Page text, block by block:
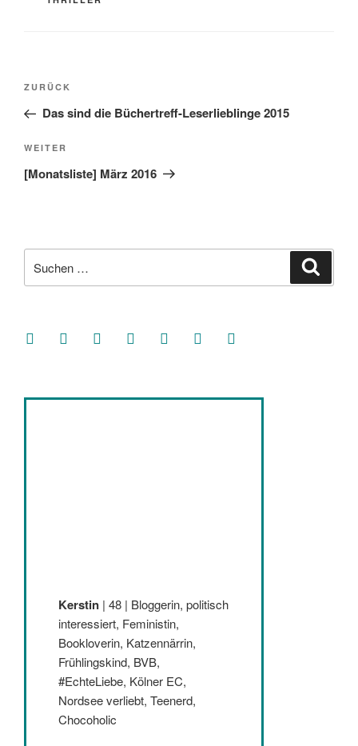
Beitragsnavigation
Vorheriger
Beitrag
ZURÜCK
Das sind die Büchertreff-Leserlieblinge 2015
Nächster
Beitrag
WEITER
[Monatsliste] März 2016
nach:
facebooksoundcloud
twitter mastodoninstagramthreads goodreads
Kerstin | 48 | Bloggerin, politisch
interessiert, Feministin,
Bookloverin, Katzennärrin,
Frühlingskind, BVB,
#EchteLiebe, Kölner EC,
Nordsee verliebt, Teenerd,
Chocoholic